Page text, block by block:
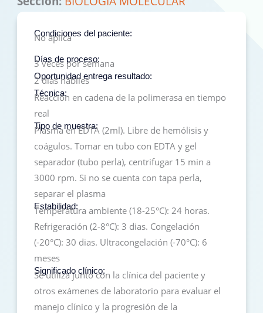
Condiciones del paciente:
No aplica
Días de proceso:
3 veces por semana
Oportunidad entrega resultado:
2 dias hábiles
Técnica:
Reacción en cadena de la polimerasa en tiempo
real
Tipo de muestra:
Plasma en EDTA (2ml). Libre de hemólisis y
coágulos. Tomar en tubo con EDTA y gel
separador (tubo perla), centrifugar 15 min a
3000 rpm. Si no se cuenta con tapa perla,
separar el plasma
Estabilidad:
Temperatura ambiente (18-25°C): 24 horas.
Refrigeración (2-8°C): 3 dias. Congelación
(-20°C): 30 dias. Ultracongelación (-70°C): 6
meses
Significado clínico:
Se utiliza junto con la clínica del paciente y
otros exámenes de laboratorio para evaluar el
manejo clínico y la progresión de la